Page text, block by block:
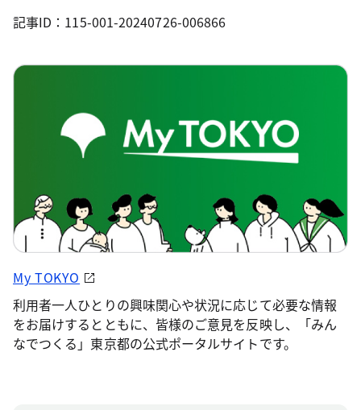
記事ID：115-001-20240726-006866
My TOKYO
利用者一人ひとりの興味関心や状況に応じて必要な情報
をお届けするとともに、皆様のご意見を反映し、「みん
なでつくる」東京都の公式ポータルサイトです。